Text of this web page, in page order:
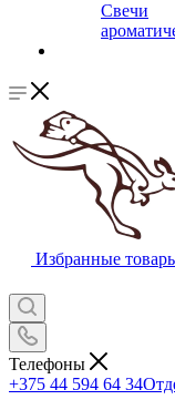
Свечи
Избранные
Телефоны
+375 44 594 64 34